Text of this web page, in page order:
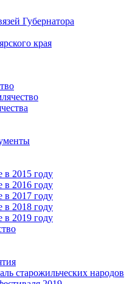
в 2015 году
в 2016 году
в 2017 году
в 2018 году
в 2019 году
старожильческих народов